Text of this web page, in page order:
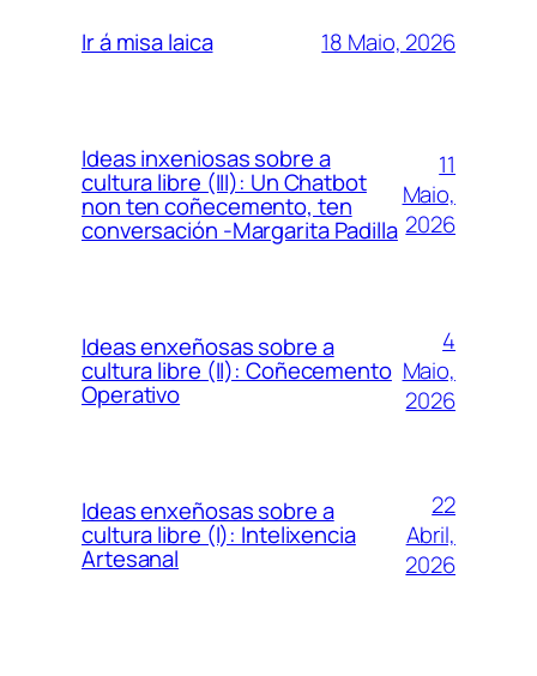
Ir á misa laica 18 Maio, 2026
Ideas inxeniosas sobre a
cultura libre (III): Un Chatbot
non ten coñecemento, ten
conversación -Margarita Padilla
11
Maio,
2026
Ideas enxeñosas sobre a
cultura libre (II): Coñecemento
Operativo
4
Maio,
2026
Ideas enxeñosas sobre a
cultura libre (I): Intelixencia
Artesanal
22
Abril,
2026